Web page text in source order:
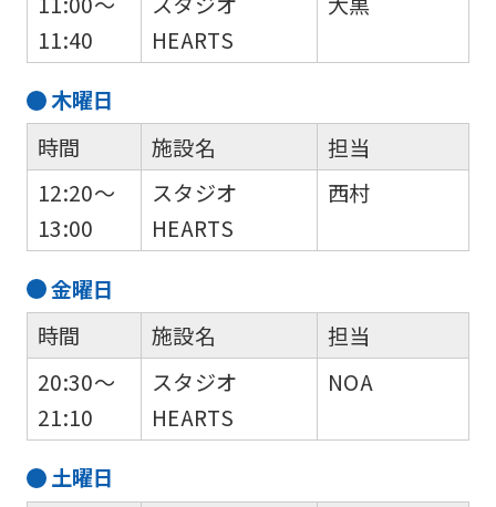
11:40
HEARTS
木曜日
時間
12:20～
13:00
施設名
スタジオ
HEARTS
担当
西村
金曜日
時間
20:30～
21:10
施設名
スタジオ
HEARTS
担当
NOA
土曜日
link
(start
automatic
translation)
to
However,